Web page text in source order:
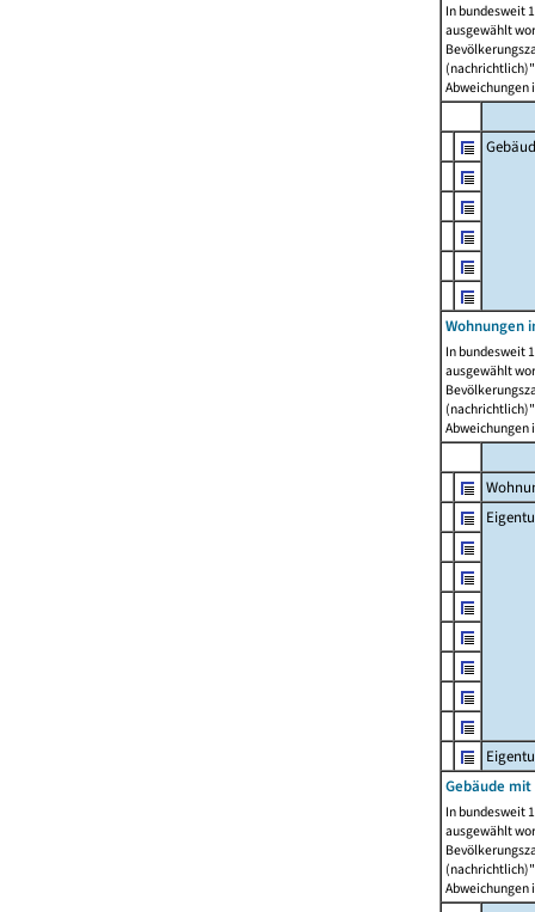
In bundesweit
ausgewählt
Abweichungen
Wohnungen
In bundesweit
ausgewählt
Abweichungen
Gebäude
In bundesweit
ausgewählt
Abweichungen